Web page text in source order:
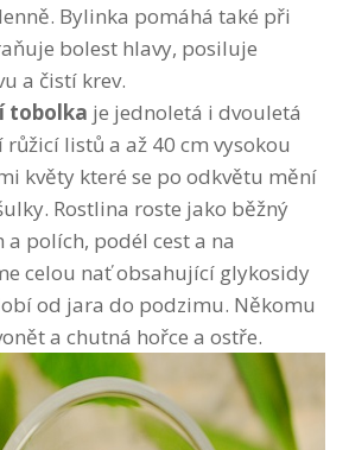
Bylinka pomáhá také při
bolest hlavy, posiluje
a čistí krev.
tobolka je jednoletá i dvouletá
listů a až 40 cm vysokou
květy které se po odkvětu mění
Rostlina roste jako běžný
a polích, podél cest a na
celou nať obsahující glykosidy
od jara do podzimu. Někomu
a chutná hořce a ostře.